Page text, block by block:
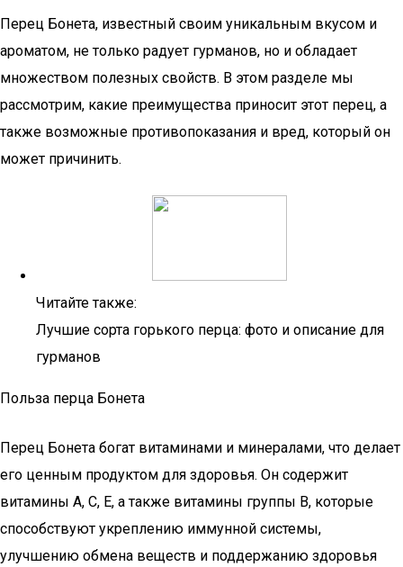
Перец Бонета, известный своим уникальным вкусом и
ароматом, не только радует гурманов, но и обладает
множеством полезных свойств. В этом разделе мы
рассмотрим, какие преимущества приносит этот перец, а
также возможные противопоказания и вред, который он
может причинить.
Читайте также:
Лучшие сорта горького перца: фото и описание для
гурманов
Польза перца Бонета
Перец Бонета богат витаминами и минералами, что делает
его ценным продуктом для здоровья. Он содержит
витамины A, C, E, а также витамины группы B, которые
способствуют укреплению иммунной системы,
улучшению обмена веществ и поддержанию здоровья